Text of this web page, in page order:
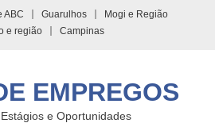
ABC Guarulhos
Mogi e Região
e região
Campinas
EMPREGOS
e Oportunidades